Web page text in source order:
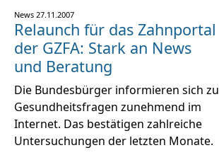
News 27.11.2007
Relaunch für das Zahnportal
der GZFA: Stark an News
und Beratung
Die Bundesbürger informieren sich zu
Gesundheitsfragen zunehmend im
Internet. Das bestätigen zahlreiche
Untersuchungen der letzten Monate.